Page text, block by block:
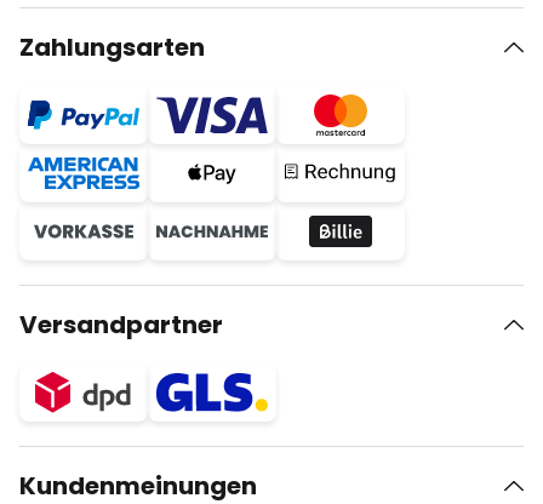
Zahlungsarten
Versandpartner
Kundenmeinungen